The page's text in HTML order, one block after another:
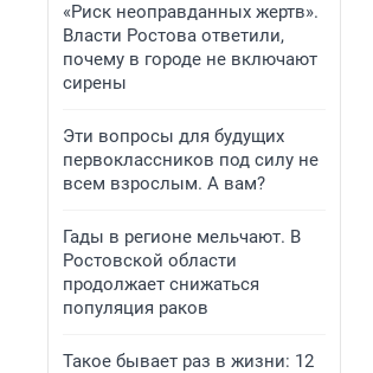
«Риск неоправданных жертв».
Власти Ростова ответили,
почему в городе не включают
сирены
Эти вопросы для будущих
первоклассников под силу не
всем взрослым. А вам?
Гады в регионе мельчают. В
Ростовской области
продолжает снижаться
популяция раков
Такое бывает раз в жизни: 12